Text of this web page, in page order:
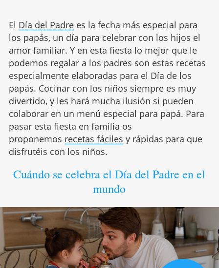
El Día del Padrees la fecha más especial para
los papás, un día para celebrar con los hijos el
amor familiar. Y en esta fiesta lo mejor que le
podemos regalar a los padres son estas recetas
especialmente elaboradas para el Día de los
papás. Cocinar con los niños siempre es muy
divertido, y les hará mucha ilusión si pueden
colaborar en un menú especial para papá. Para
pasar esta fiesta en familia os
proponemos recetas fáciles y rápidas para que
disfrutéis con los niños.
Cuándo se celebra el Día del Padre en el
mundo